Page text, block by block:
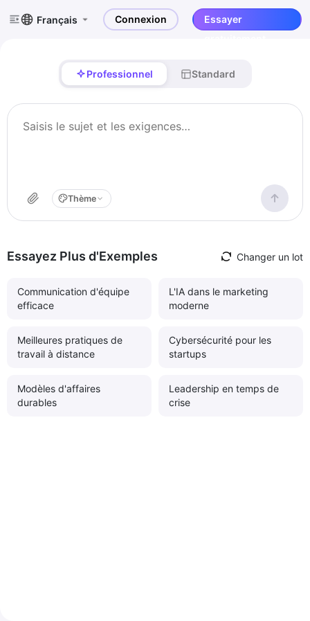
Français Connexion
Essayer
Professionnel Standard
Thème
Essayez Plus d'Exemples Changer un lot
Communication d'équipe
efficace
L'IA dans le marketing
moderne
Meilleures pratiques de
travail à distance
Cybersécurité pour les
startups
Modèles d'affaires
durables
Leadership en temps de
crise